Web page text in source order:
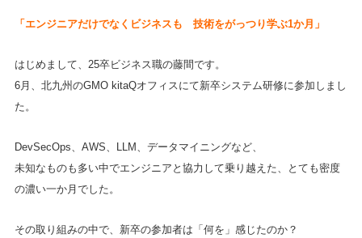
「エンジニアだけでなくビジネスも 技術をがっつり学ぶ1か月」
はじめまして、25卒ビジネス職の藤間です。
6月、北九州のGMO kitaQオフィスにて新卒システム研修に参加しまし
た。
DevSecOps、AWS、LLM、データマイニングなど、
未知なものも多い中でエンジニアと協力して乗り越えた、とても密度
の濃い一か月でした。
その取り組みの中で、新卒の参加者は「何を」感じたのか？